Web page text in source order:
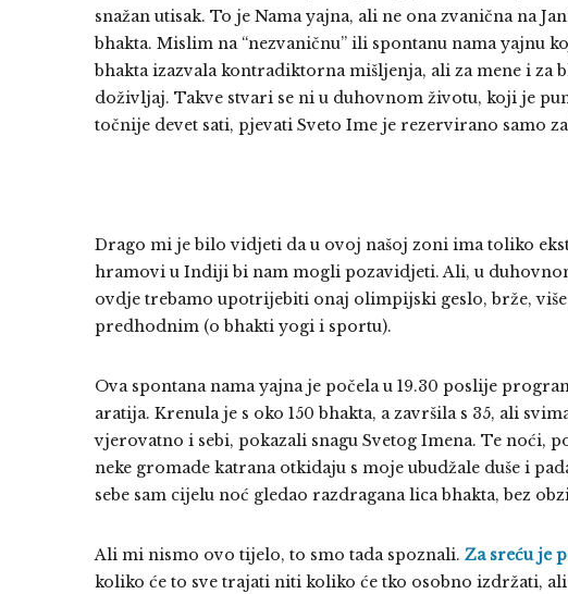
snažan utisak. To je Nama yajna, ali ne ona zvanična na
bhakta. Mislim na “nezvaničnu” ili spontanu nama yajnu
bhakta izazvala kontradiktorna mišljenja, ali za mene i za
doživljaj. Takve stvari se ni u duhovnom životu, koji je
točnije devet sati, pjevati Sveto Ime je rezervirano samo
Drago mi je bilo vidjeti da u ovoj našoj zoni ima toliko
hramovi u Indiji bi nam mogli pozavidjeti. Ali, u
ovdje trebamo upotrijebiti onaj olimpijski geslo, brže,
predhodnim (o bhakti yogi i sportu).
Ova spontana nama yajna je počela u 19.30 poslije
aratija. Krenula je s oko 150 bhakta, a završila s 35, ali
vjerovatno i sebi, pokazali snagu Svetog Imena. Te noći,
neke gromade katrana otkidaju s moje ubudžale duše i
sebe sam cijelu noć gledao razdragana lica bhakta, bez
Ali mi nismo ovo tijelo, to smo tada spoznali. Za sreću je
koliko će to sve trajati niti koliko će tko osobno izdržati,